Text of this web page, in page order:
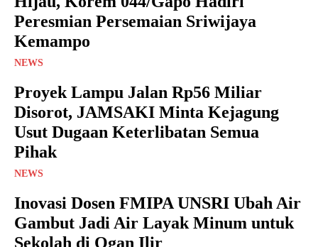
Peresmian Persemaian Sriwijaya
Kemampo
NEWS
Proyek Lampu Jalan Rp56 Miliar
Disorot, JAMSAKI Minta Kejagung
Usut Dugaan Keterlibatan Semua
Pihak
NEWS
Inovasi Dosen FMIPA UNSRI Ubah Air
Gambut Jadi Air Layak Minum untuk
Sekolah di Ogan Ilir